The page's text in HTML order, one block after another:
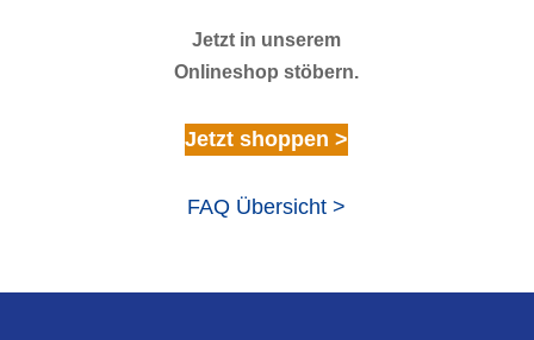
Jetzt in unserem
Onlineshop stöbern.
Jetzt shoppen >
FAQ Übersicht >